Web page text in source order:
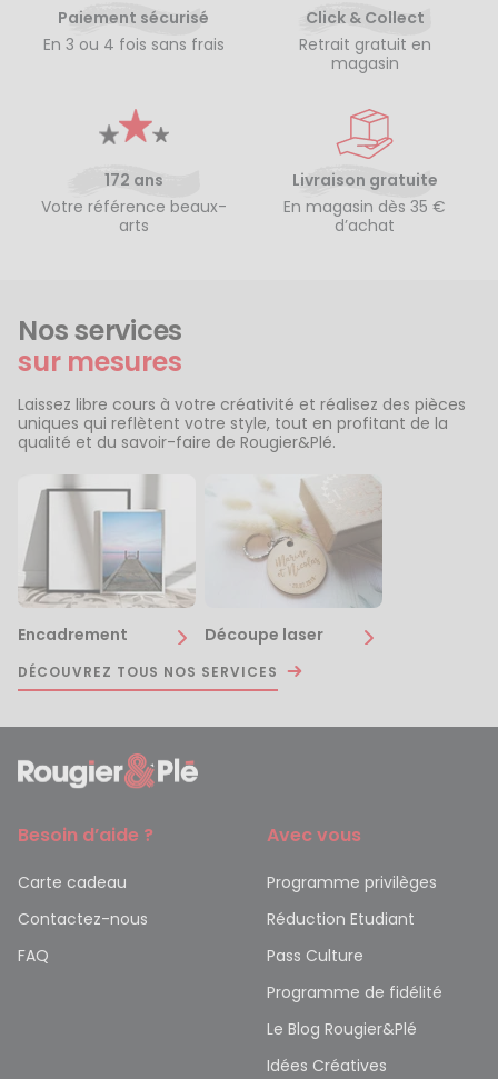
Paiement sécurisé
En 3 ou 4 fois sans frais
Click & Collect
Retrait gratuit en
magasin
172 ans
Votre référence beaux-
arts
Livraison gratuite
En magasin dès 35 €
d’achat
Nos services
sur mesures
Laissez libre cours à votre créativité et réalisez des pièces
uniques qui reflètent votre style, tout en profitant de la
qualité et du savoir-faire de Rougier&Plé.
Encadrement Découpe laser
DÉCOUVREZ TOUS NOS SERVICES
Besoin d’aide ?
Carte cadeau
Contactez-nous
FAQ
Avec vous
Programme privilèges
Réduction Etudiant
Pass Culture
Programme de fidélité
Le Blog Rougier&Plé
Idées Créatives